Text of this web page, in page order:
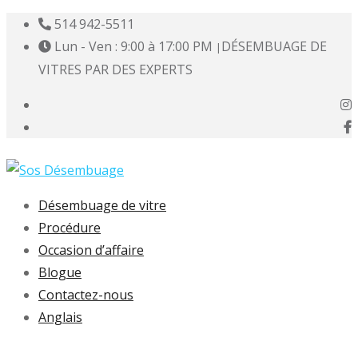
514 942-5511
Lun - Ven : 9:00 à 17:00 PM | DÉSEMBUAGE DE
VITRES PAR DES EXPERTS
Désembuage de vitre
Procédure
Occasion d’affaire
Blogue
Contactez-nous
Anglais